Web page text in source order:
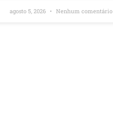
agosto 5, 2026 Nenhum comentário